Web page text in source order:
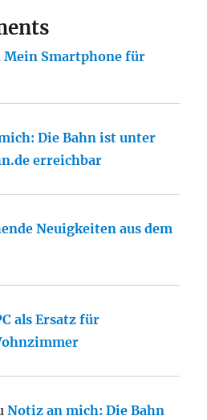
Mein Smartphone für
Die Bahn ist unter
erreichbar
Neuigkeiten aus dem
als Ersatz für
Notiz an mich: Die Bahn